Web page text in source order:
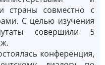
страны совместно с
С целью изучения
совершили 5
конференция,